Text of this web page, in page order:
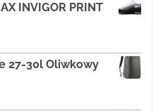
INVIGOR PRINT
27-30l Oliwkowy